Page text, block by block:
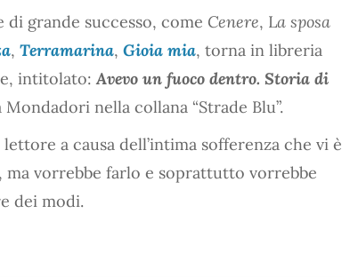
grande successo, come Cenere, La sposa
, Terramarina, Gioia mia, torna in libreria
intitolato:Avevo un fuoco dentro. Storia di
nella collana “Strade Blu”.
a causa dell’intima sofferenza che vi è
ma vorrebbe farlo e soprattutto vorrebbe
dei modi.